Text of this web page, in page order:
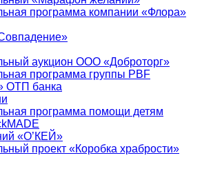
программа компании «Флора»
аукцион ООО «Доброторг»
программа группы PBF
ОТП банка
программа помощи детям
«О’КЕЙ»
проект «Коробка храбрости»